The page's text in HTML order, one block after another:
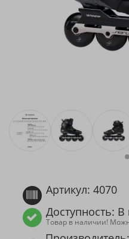
Артикул: 4070
Доступность:
Товар в наличии!